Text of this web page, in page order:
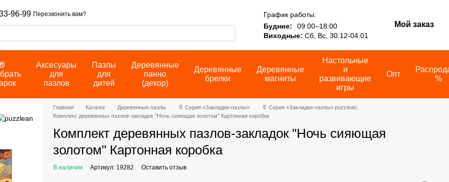
96-99 Перезвонить вам?
График работы:
Будние:
09:00–18:00
Виходные: Сб, Вс, 30.12-04.01
Мой заказ
Аксесуары
для
пазлов
Пазлы
для
дитей
Деревянные
панно
(декор)
Деревянные
брелки
Деревянные
магниты
Настольные
и
развивающие
игры
Опт
%
Главная Каталог Деревянные пазлы 🔖 Серия «Закладки-пазлы»
🔖 Серия «Закладки-пазлы» puzzlean
Комплект деревянных пазлов-закладок "Ночь сияющая золотом" Картонная коробка
Комплект деревянных пазлов-закладок "Ночь сияющая
золотом" Картонная коробка
В наличии Артикул: 19282 Оставить отзыв